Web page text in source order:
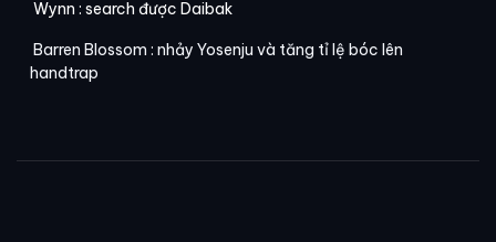
Wynn : search được Daibak
Barren Blossom : nhảy Yosenju và tăng tỉ lệ bóc lên
handtrap